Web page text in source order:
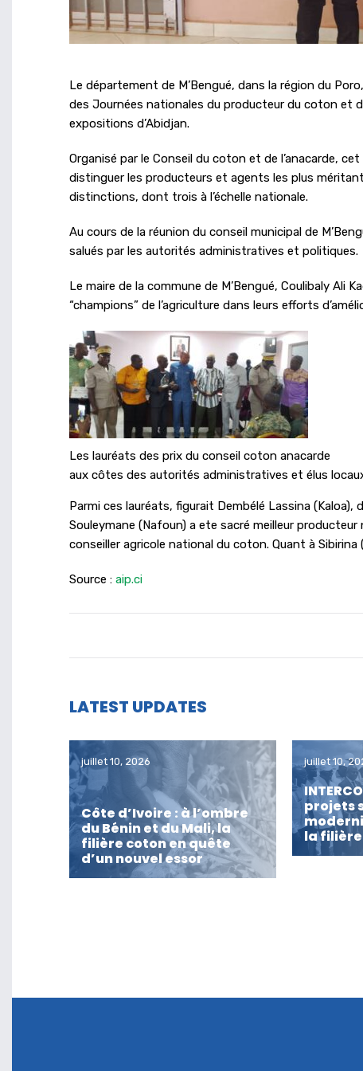
Le département de M’Bengué, dans la région du
des Journées nationales du producteur du coton et
expositions d’Abidjan.
Organisé par le Conseil du coton et de l’anacarde,
distinguer les producteurs et agents les plus
distinctions, dont trois à l’échelle nationale.
Au cours de la réunion du conseil municipal de
salués par les autorités administratives et politiques.
Le maire de la commune de M’Bengué, Coulibaly Ali
“champions” de l’agriculture dans leurs efforts
Les lauréats des prix du conseil coton anacarde
aux côtes des autorités administratives et élus
Parmi ces lauréats, figurait Dembélé Lassina
Souleymane (Nafoun) a ete sacré meilleur
conseiller agricole national du coton. Quant à
Source : aip.ci
LATEST UPDATES
juillet 10, 2026
Côte d’Ivoire : à l’ombre
du Bénin et du Mali, la
filière coton en quête
d’un nouvel essor
juillet 10,
projets
la